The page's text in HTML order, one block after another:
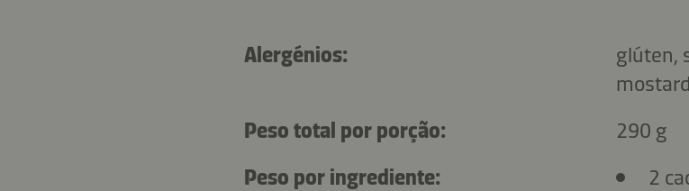
Alergénios:
glúten,
Peso total por porção:
290 g
Peso por ingrediente:
2